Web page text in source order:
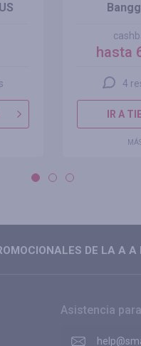
hasta
4
IR A
DE LA A A
Asistencia